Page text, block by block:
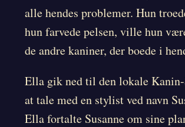
alle hendes problemer. Hun
hun farvede pelsen, ville hun
de andre kaniner, der boede i
Ella gik ned til den lokale
at tale med en stylist ved navn
Ella fortalte Susanne om sine